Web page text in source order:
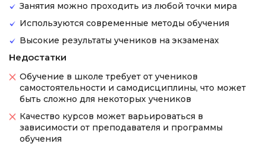
Занятия можно проходить из любой точки мира
Используются современные методы обучения
Высокие результаты учеников на экзаменах
Недостатки
Обучение в школе требует от учеников
самостоятельности и самодисциплины, что может
быть сложно для некоторых учеников
Качество курсов может варьироваться в
зависимости от преподавателя и программы
обучения